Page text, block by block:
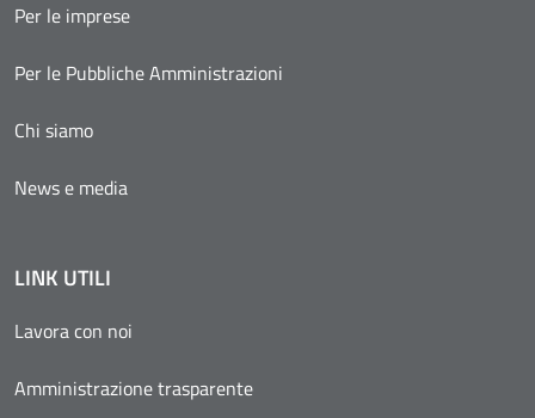
Per le imprese
Per le Pubbliche Amministrazioni
Chi siamo
News e media
LINK UTILI
Lavora con noi
Amministrazione trasparente